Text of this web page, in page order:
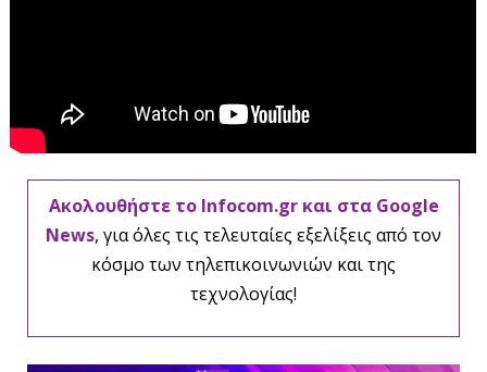
Ακολουθήστε το Infocom.gr και στα Google
News, για όλες τις τελευταίες εξελίξεις από τον
κόσμο των τηλεπικοινωνιών και της
τεχνολογίας!